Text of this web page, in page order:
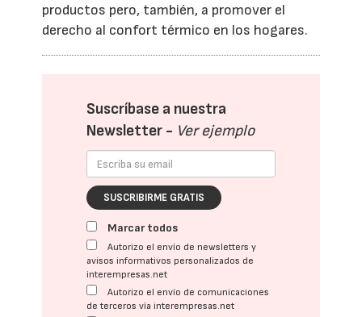
productos pero, también, a promover el
derecho al confort térmico en los hogares.
Suscríbase a nuestra
Newsletter - Ver ejemplo
SUSCRIBIRME GRATIS
Marcar todos
Autorizo el envío de newsletters y
avisos informativos personalizados de
interempresas.net
Autorizo el envío de comunicaciones
de terceros vía interempresas.net